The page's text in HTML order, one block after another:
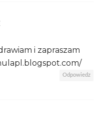
i zapraszam
Odpowiedz